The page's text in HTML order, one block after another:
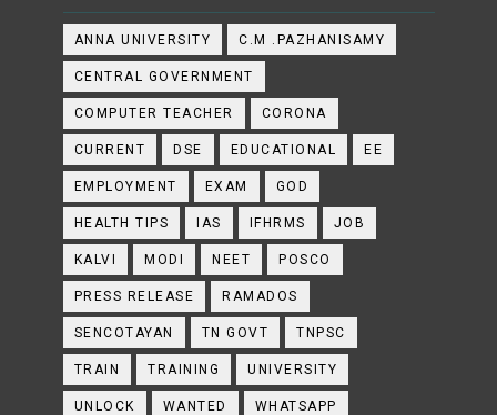
ANNA UNIVERSITY C.M .PAZHANISAMY
CENTRAL GOVERNMENT
COMPUTER TEACHER CORONA
CURRENT DSE EDUCATIONAL EE
EMPLOYMENT EXAM GOD
HEALTH TIPS IAS IFHRMS JOB
KALVI MODI NEET POSCO
PRESS RELEASE RAMADOS
SENCOTAYAN TN GOVT TNPSC
TRAIN TRAINING UNIVERSITY
UNLOCK WANTED WHATSAPP